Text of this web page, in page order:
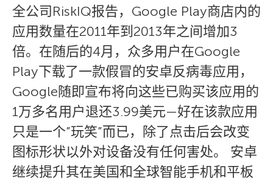
全公司RiskIQ报告，Google Play商店内的
应用数量在2011年到2013年之间增加3
倍。在随后的4月，众多用户在Google
Play下载了一款假冒的安卓反病毒应用，
Google随即宣布将向这些已购买该应用的
1万多名用户退还3.99美元—好在该款应用
只是一个”玩笑”而已，除了点击后会改变
图标形状以外对设备没有任何害处。 安卓
继续提升其在美国和全球智能手机和平板